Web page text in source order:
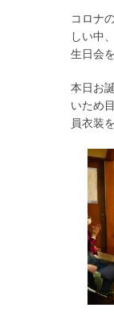
コロナ
しい中
生日会
本日お
いため
員衣装